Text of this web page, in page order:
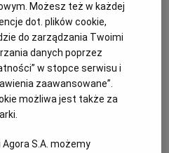
alertMożesz też w każdej
dot. plików cookie,
do zarządzania Twoimi
danych poprzez
w stopce serwisu i
zaawansowane”.
możliwa jest także za
S.A. możemy